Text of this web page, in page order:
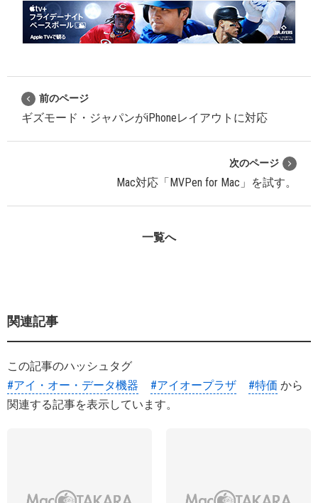
前のページ
ギズモード・ジャパンがiPhoneレイアウトに対応
次のページ
Mac対応「MVPen for Mac」を試す。
一覧へ
関連記事
この記事のハッシュタグ
#アイ・オー・データ機器
#アイオープラザ #特価 から
関連する記事を表示しています。